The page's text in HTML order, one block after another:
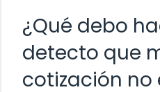
¿Qué debo
detecto que
cotización no